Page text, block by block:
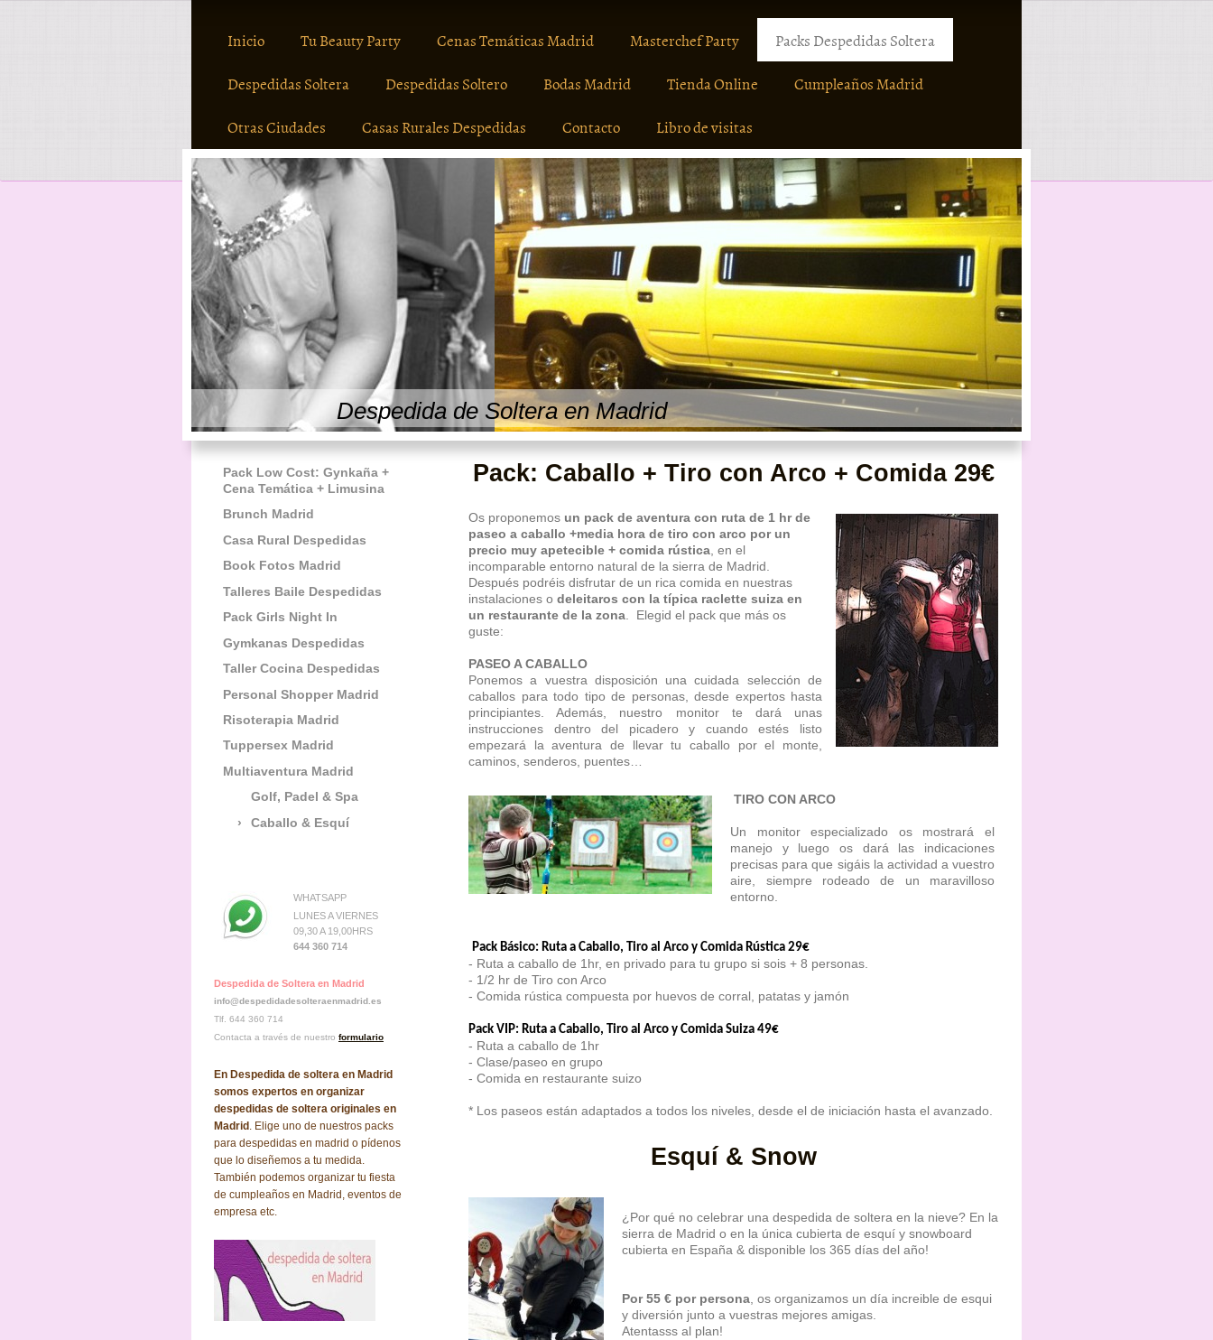
Inicio Tu Beauty Party Cenas Temáticas Madrid Masterchef Party
Packs Despedidas Soltera
Despedidas Soltera
Despedidas Soltero Bodas Madrid Tienda Online
Cumpleaños Madrid
Otras Ciudades
Casas Rurales Despedidas Contacto Libro de visitas
Despedida de Soltera en Madrid
Pack: Caballo + Tiro con Arco + Comida 29€
Os proponemos un pack de aventura con ruta de 1 hr de
paseo a caballo +media hora de tiro con arco por un
precio muy apetecible + comida rústica, en el
incomparable entorno natural de la sierra de Madrid.
Después podréis disfrutar de un rica comida en nuestras
instalaciones odeleitaros con la típica raclette suiza en
un restaurante de la zona. Elegid el pack que más os
guste:
PASEO A CABALLO
Ponemos a vuestra disposición una cuidada selección de
caballos para todo tipo de personas, desde expertos hasta
principiantes. Además, nuestro monitor te dará unas
instrucciones dentro del picadero y cuando estés listo
empezará la aventura de llevar tu caballo por el monte,
caminos, senderos, puentes…
TIRO CON ARCO
Un monitor especializado os mostrará el
manejo y luego os dará las indicaciones
precisas para que sigáis la actividad a vuestro
aire, siempre rodeado de un maravilloso
entorno.
Pack Básico: Ruta a Caballo, Tiro al Arco y Comida Rústica 29€
- Ruta a caballo de 1hr, en privado para tu grupo si sois + 8 personas.
- 1/2 hr de Tiro con Arco
- Comida rústica compuesta por huevos de corral, patatas y jamón
Pack VIP: Ruta a Caballo, Tiro al Arco y Comida Suiza 49€
- Ruta a caballo de 1hr
- Clase/paseo en grupo
- Comida en restaurante suizo
* Los paseos están adaptados a todos los niveles, desde el de iniciación hasta el avanzado.
Esquí & Snow
¿Por qué no celebrar una despedida de soltera en la nieve? En la
sierra de Madrid o en la única cubierta de esquí y snowboard
cubierta en España & disponible los 365 días del año!
Por 55 € por persona, os organizamos un día increible de esqui
y diversión junto a vuestras mejores amigas.
Atentasss al plan!
Pack Low Cost: Gynkaña +
Cena Temática + Limusina
Brunch Madrid
Casa Rural Despedidas
Book Fotos Madrid
Talleres Baile Despedidas
Pack Girls Night In
Gymkanas Despedidas
Taller Cocina Despedidas
Personal Shopper Madrid
Risoterapia Madrid
Tuppersex Madrid
Multiaventura Madrid
Golf, Padel & Spa
Caballo & Esquí
WHATSAPP
LUNES A VIERNES
09,30 A 19,00HRS
644 360 714
Despedida de Soltera en Madrid
info@despedidadesolteraenmadrid.es
Tlf. 644 360 714
Contacta a través de nuestro formulario
En Despedida de soltera en Madrid
somos expertos en organizar
despedidas de soltera originales en
Madrid . Elige uno de nuestros packs
para despedidas en madrid o pídenos
que lo diseñemos a tu medida.
También podemos organizar tu fiesta
de cumpleaños en Madrid, eventos de
empresa etc.